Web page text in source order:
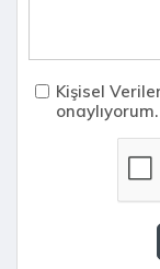
Kişisel
onaylıyorum.